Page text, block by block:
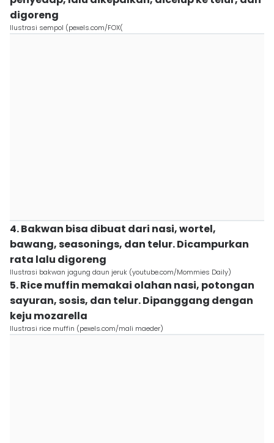
digoreng
Ilustrasi sempol (pexels.com/FOX(
4. Bakwan bisa dibuat dari nasi, wortel,
bawang, seasonings, dan telur. Dicampurkan
rata lalu digoreng
Ilustrasi bakwan jagung daun jeruk (youtube.com/Mommies Daily)
5. Rice muffin memakai olahan nasi, potongan
sayuran, sosis, dan telur. Dipanggang dengan
keju mozarella
Ilustrasi rice muffin (pexels.com/mali maeder)